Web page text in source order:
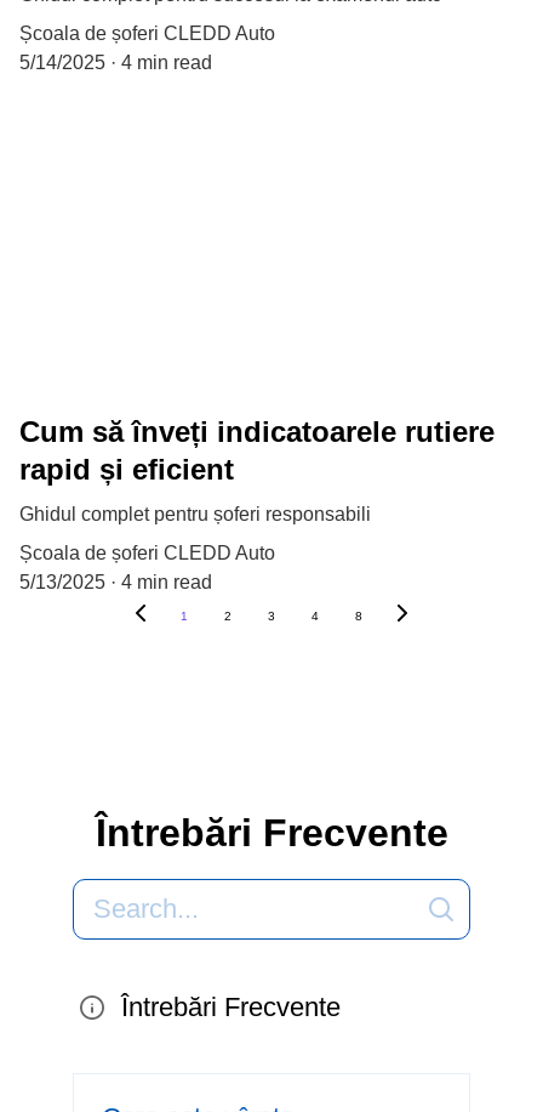
Școala de șoferi CLEDD Auto
5/14/2025
4 min read
Cum să înveți indicatoarele rutiere
rapid și eficient
Ghidul complet pentru șoferi responsabili
Școala de șoferi CLEDD Auto
5/13/2025
4 min read
1 2 3 4 8
Întrebări Frecvente